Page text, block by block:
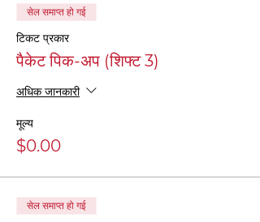
सेल समाप्त हो गई
टिकट प्रकार
पैकेट पिक-अप (शिफ्ट 3)
अधिक जानकारी
मूल्य
$0.00
सेल समाप्त हो गई